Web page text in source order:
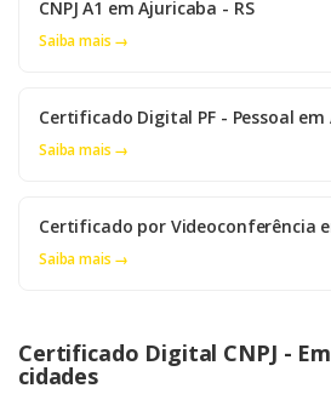
CNPJ A1 em Ajuricaba - RS
Saiba mais →
Certificado Digital PF - Pessoal em
Saiba mais →
Certificado por Videoconferência
Saiba mais →
Certificado Digital CNPJ -
cidades